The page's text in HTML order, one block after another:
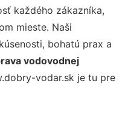
každého zákazníka,
mieste. Naši
bohatú prax a
vodovodnej
vodar.sk je tu pre